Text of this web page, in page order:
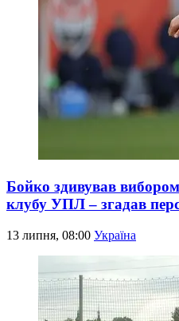
Бойко здивував
клубу УПЛ – згадав
13 липня, 08:00 Україна